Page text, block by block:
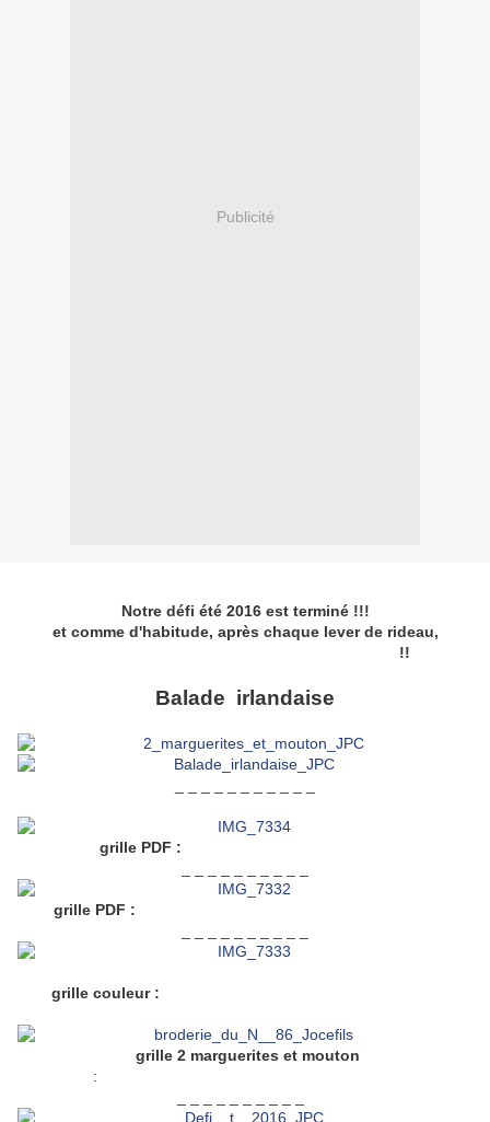
Publicité
Notre défi été 2016 est terminé !!!
et comme d'habitude, après chaque lever de rideau,
!!
Balade irlandaise
grille PDF :
grille PDF :
grille couleur :
grille 2 marguerites et mouton
: